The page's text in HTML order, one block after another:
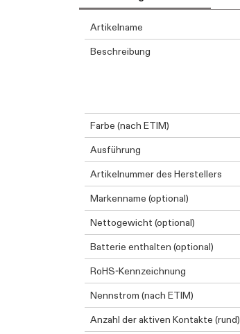
Artikelname
Beschreibung
Farbe (nach ETIM)
Ausführung
Artikelnummer des Herstellers
Markenname (optional)
Nettogewicht (optional)
Batterie enthalten (optional)
RoHS-Kennzeichnung
Nennstrom (nach ETIM)
Anzahl der aktiven Kontakte (rund)